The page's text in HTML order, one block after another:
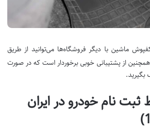
ماشین با دیگر فروشگاه‌ها می‌توانید از طریق
همچنین از پشتیبانی خوبی برخوردار است که در صورت
بگیرید.
نام خودرو در ایران